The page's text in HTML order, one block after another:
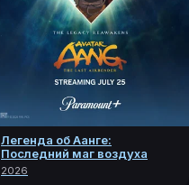
Легенда об Аанге:
Последний маг воздуха
2026